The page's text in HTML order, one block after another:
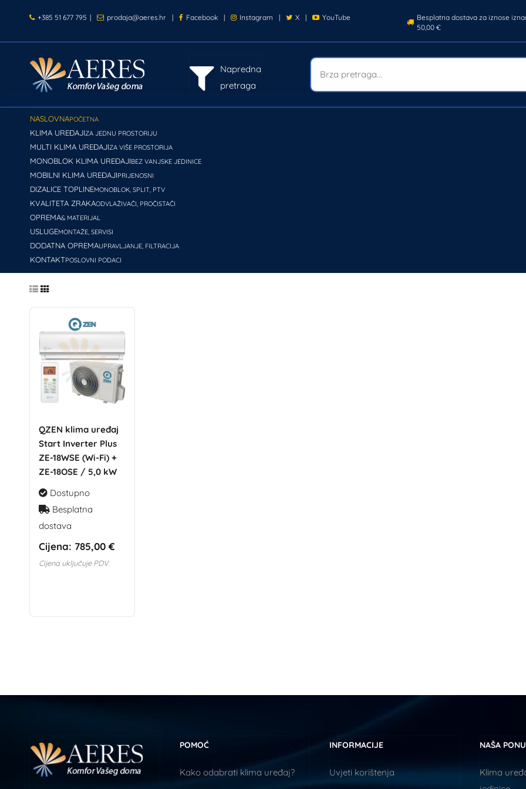
+385 51 677 795 | prodaja@aeres.hr | Facebook | Instagram | X | YouTube
Besplatna dostava za iznose
50,00 €
Napredna
pretraga
NASLOVNAPOČETNA
KLIMA UREĐAJIZA JEDNU PROSTORIJU
MULTI KLIMA UREĐAJIZA VIŠE PROSTORIJA
MONOBLOK KLIMA UREĐAJIBEZ VANJSKE JEDINICE
MOBILNI KLIMA UREĐAJIPRIJENOSNI
DIZALICE TOPLINEMONOBLOK, SPLIT, PTV
KVALITETA ZRAKAODVLAŽIVAČI, PROČISTAČI
OPREMA& MATERIJAL
USLUGEMONTAŽE, SERVISI
DODATNA OPREMAUPRAVLJANJE, FILTRACIJA
KONTAKTPOSLOVNI PODACI
QZEN klima uređaj
Start Inverter Plus
ZE-18WSE (Wi-Fi) +
ZE-18OSE / 5,0 kW
Dostupno
Besplatna
dostava
Cijena: 785,00 €
Cijena uključuje PDV.
POMOĆ
Kako odabrati klima uređaj?
INFORMACIJE
Uvjeti korištenja
NAŠA
Klima